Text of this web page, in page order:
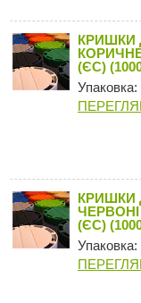
КРИШКИ
(ЄС)
КРИШКИ
ЧЕРВОНІ
(ЄС)